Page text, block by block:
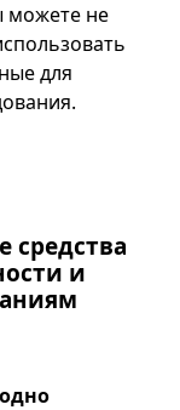
можете не
для
средства
и